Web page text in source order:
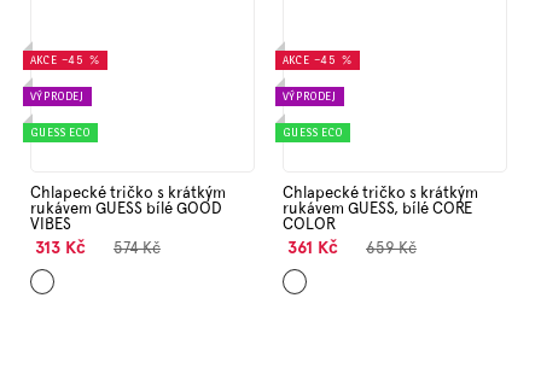
AKCE –45 %
VÝPRODEJ
GUESS ECO
Chlapecké tričko s krátkým
rukávem GUESS bílé GOOD
VIBES
313 Kč 574 Kč
Bílá
AKCE –45 %
VÝPRODEJ
GUESS ECO
Chlapecké tričko s krátkým
rukávem GUESS, bílé CORE
COLOR
361 Kč 659 Kč
Bílá